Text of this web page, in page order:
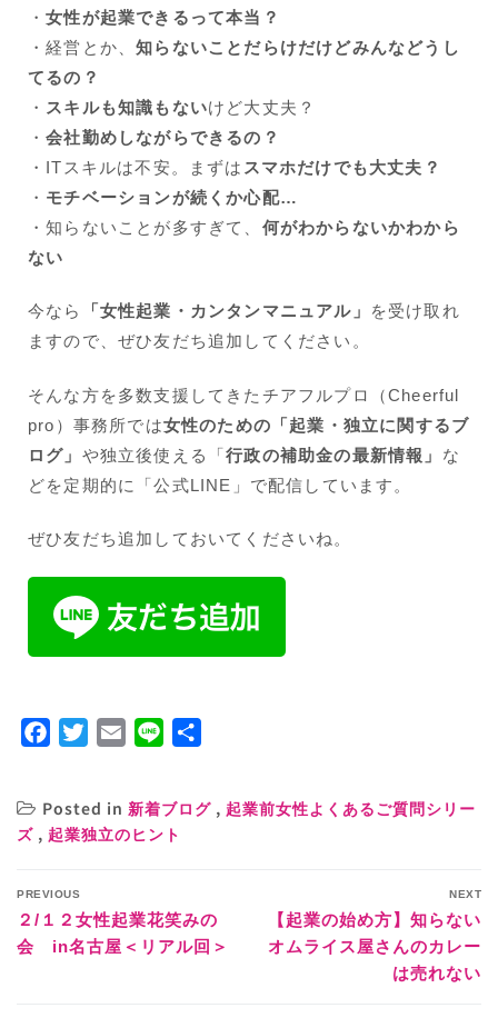
・女性が起業できるって本当？
・経営とか、知らないことだらけだけどみんなどうし
てるの？
・ スキルも知識もないけど大丈夫？
・会社勤めしながらできるの？
・ITスキルは不安。まずは スマホだけでも大丈夫？
・ モチベーションが続くか心配…
・知らないことが多すぎて、 何がわからないかわから
ない
今なら 「女性起業・カンタンマニュアル」
を受け取れ
ますので、ぜひ友だち追加してください。
そんな方を多数支援してきたチアフルプロ（Cheerful
pro）事務所では女性のための「起業・独立に関するブ
ログ」 や独立後使える「行政の補助金の最新情報」 な
どを定期的に「公式LINE」で配信しています。
ぜひ友だち追加しておいてくださいね。
Facebook
TwitterEmail Line
Posted in 新着ブログ , 起業前女性よくあるご質問シリー
ズ , 起業独立のヒント
PREVIOUS
２/１２女性起業花笑みの
会 in名古屋＜リアル回＞
NEXT
【起業の始め方】知らない
オムライス屋さんのカレー
は売れない